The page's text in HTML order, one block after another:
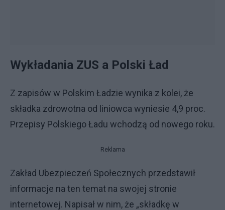
Wykładania ZUS a Polski Ład
Z zapisów w Polskim Ładzie wynika z kolei, że
składka zdrowotna od liniowca wyniesie 4,9 proc.
Przepisy Polskiego Ładu wchodzą od nowego roku.
Reklama
Zakład Ubezpieczeń Społecznych przedstawił
informacje na ten temat na swojej stronie
internetowej. Napisał w nim, że „składkę w